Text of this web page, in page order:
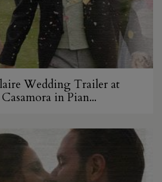
Wedding Trailer at
in Pian...